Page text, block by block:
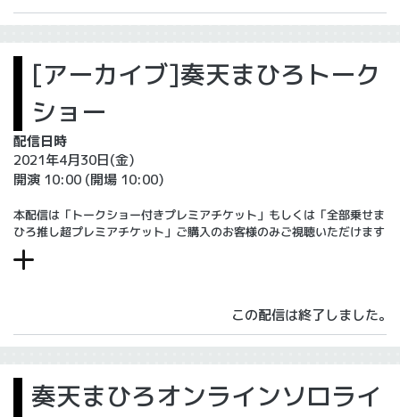
[アーカイブ]奏天まひろトーク
ショー
配信日時
2021年4月30日(金)
開演 10:00 (開場 10:00)
本配信は「トークショー付きプレミアチケット」もしくは「全部乗せま
ひろ推し超プレミアチケット」ご購入のお客様のみご視聴いただけます
この配信は終了しました。
奏天まひろオンラインソロライ